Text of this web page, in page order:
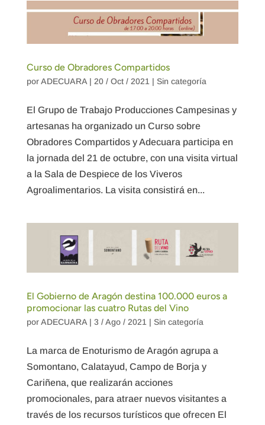
Curso de Obradores Compartidos
porADECUARA| 20 / Oct / 2021| Sin categoría
El Grupo de Trabajo Producciones Campesinas y
artesanas ha organizado un Curso sobre
Obradores Compartidos y Adecuara participa en
la jornada del 21 de octubre, con una visita virtual
a la Sala de Despiece de los Viveros
Agroalimentarios. La visita consistirá en...
El Gobierno de Aragón destina 100.000 euros a
promocionar las cuatro Rutas del Vino
porADECUARA| 3 / Ago / 2021 | Sin categoría
La marca de Enoturismo de Aragón agrupa a
Somontano, Calatayud, Campo de Borja y
Cariñena, que realizarán acciones
promocionales, para atraer nuevos visitantes a
través de los recursos turísticos que ofrecen El